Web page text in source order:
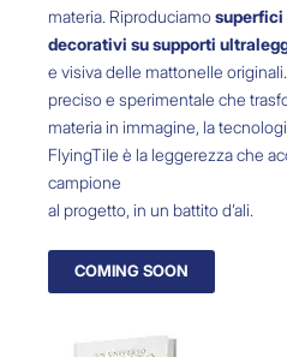
materia. Riproduciamosuperfici
decorativi su supporti
e visiva delle mattonelle originali.
preciso e sperimentale che
materia in immagine, la
FlyingTile è la leggerezza che
campione
al progetto, in un battito d’ali.
COMING SOON